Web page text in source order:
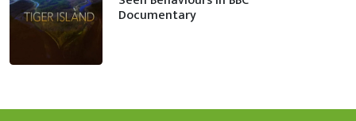
Documentary